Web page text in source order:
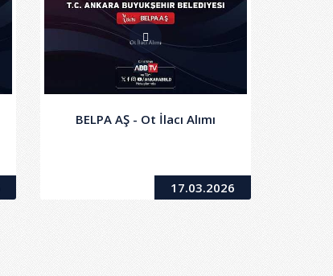
BELPA AŞ - Ot İlacı Alımı
17.03.2026